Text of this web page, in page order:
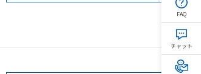
FAQ
チャット